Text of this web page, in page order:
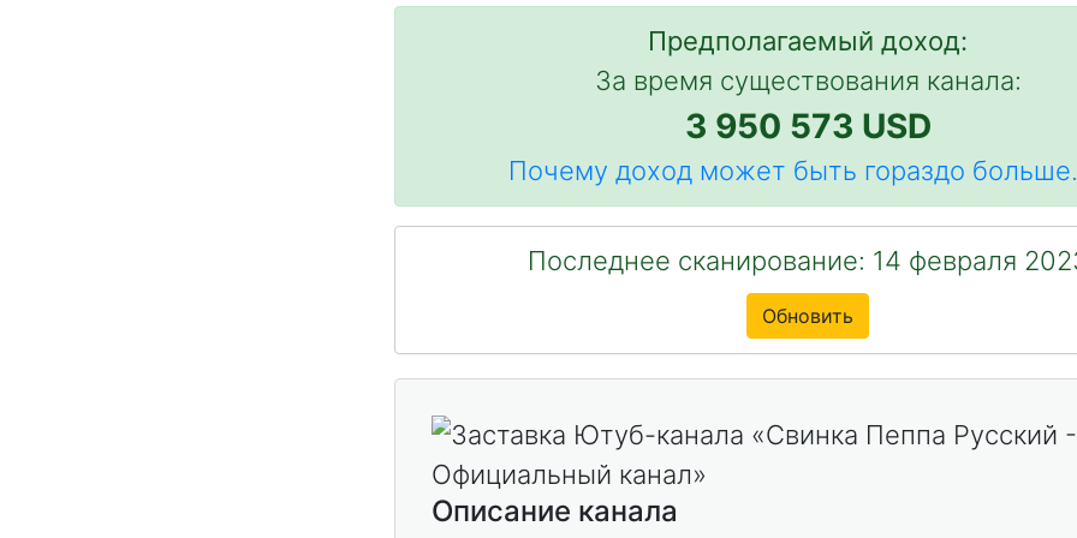
Предполагаемый доход:
За время существования канала:
3 950 573 USD
Почему доход может быть гораздо
Последнее сканирование: 14 февраля
Обновить
Описание канала